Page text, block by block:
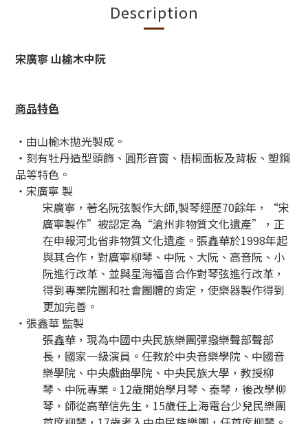
Description
宋廣寧 山榆木中阮
商品特色
・由山榆木拋光製成。
・刻有牡丹造型頭飾、圓形音窗、梧桐面板及背板、塑鋼
品等特色。
・宋廣寧 製
宋廣寧，著名阮弦製作大師,製琴經歷70餘年，“宋
廣寧製作”被認定為“滄州非物質文化遺產”，正
在申報河北省非物質文化遺產。張鑫華於1998年起
與其合作，對廣寧柳琴、中阮、大阮、高音阮、小
阮進行改革、並與星海福音合作對琴弦進行改革，
得到專業院團和社會團體的肯定，使樂器製作得到
更加完善。
・張鑫華 監製
張鑫華，現為中國中央民族樂團彈撥樂聲部聲部
長，國家一級演員。任教於中央音樂學院、中國音
樂學院、中央戲曲學院、中央民族大學，教授柳
琴、中阮專業。12歲開始學月琴、秦琴，後改學柳
琴，師從高華信先生，15歲任上海電台少兒民樂團